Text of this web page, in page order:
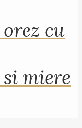
cu
miere